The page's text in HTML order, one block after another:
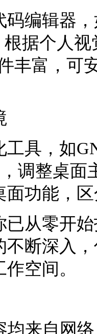
编辑器
据个人
丰富，可
具，如
，调整桌
面功能，
已从零开
不断深入
空间。
均来自网